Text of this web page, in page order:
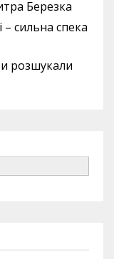
Березка
сильна спека
розшукали